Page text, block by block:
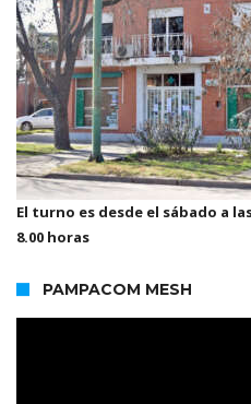
El turno es desde el sábado a
8.00 horas
PAMPACOM MESH